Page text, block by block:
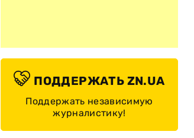
ПОДДЕРЖАТЬ ZN.UA
Поддержать независимую
журналистику!